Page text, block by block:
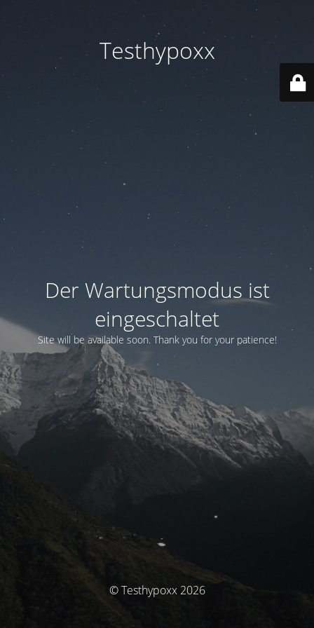
Testhypoxx
Der Wartungsmodus ist
eingeschaltet
Site will be available soon. Thank you for your patience!
© Testhypoxx 2026